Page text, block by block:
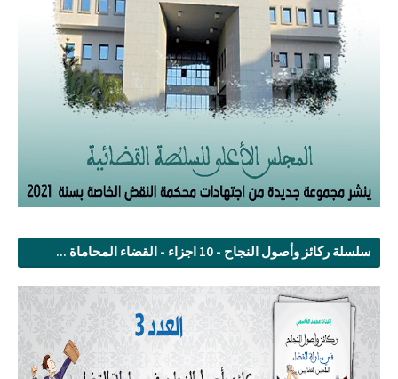
سلسلة ركائز وأصول النجاح - 10 اجزاء - القضاء المحاماة ...